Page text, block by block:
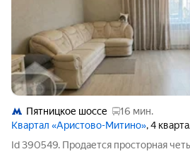
Пятницкое шоссе
16 мин.
Квартал «Аристово-Митино», 4
Id 390549. Продается просторная